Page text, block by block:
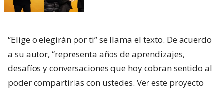
“Elige o elegirán por ti” se llama el texto. De acuerdo
a su autor, “representa años de aprendizajes,
desafíos y conversaciones que hoy cobran sentido al
poder compartirlas con ustedes. Ver este proyecto